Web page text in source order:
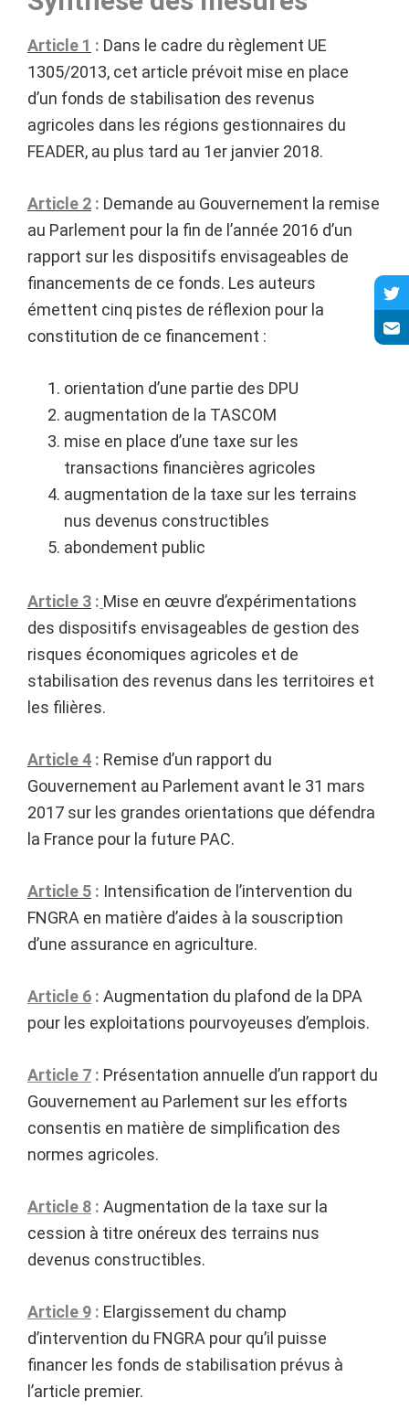
Article 1 : Dans le cadre du règlement UE
1305/2013, cet article prévoit mise en place
d’un fonds de stabilisation des revenus
agricoles dans les régions gestionnaires du
FEADER, au plus tard au 1er janvier 2018.
Article 2 : Demande au Gouvernement la remise
au Parlement pour la fin de l’année 2016 d’un
rapport sur les dispositifs envisageables de
financements de ce fonds. Les auteurs
émettent cinq pistes de réflexion pour la
constitution de ce financement :
orientation d’une partie des DPU
augmentation de la TASCOM
mise en place d’une taxe sur les
transactions financières agricoles
augmentation de la taxe sur les terrains
nus devenus constructibles
abondement public
Article 3 : Mise en œuvre d’expérimentations
des dispositifs envisageables de gestion des
risques économiques agricoles et de
stabilisation des revenus dans les territoires et
les filières.
Article 4 : Remise d’un rapport du
Gouvernement au Parlement avant le 31 mars
2017 sur les grandes orientations que défendra
la France pour la future PAC.
Article 5 : Intensification de l’intervention du
FNGRA en matière d’aides à la souscription
d’une assurance en agriculture.
Article 6 : Augmentation du plafond de la DPA
pour les exploitations pourvoyeuses d’emplois.
Article 7 : Présentation annuelle d’un rapport du
Gouvernement au Parlement sur les efforts
consentis en matière de simplification des
normes agricoles.
Article 8 : Augmentation de la taxe sur la
cession à titre onéreux des terrains nus
devenus constructibles.
Article 9 : Elargissement du champ
d’intervention du FNGRA pour qu’il puisse
financer les fonds de stabilisation prévus à
l’article premier.